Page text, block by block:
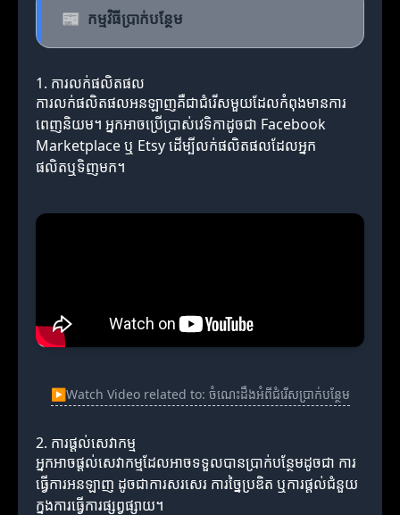
📰 កម្មវិធីប្រាក់បន្ថែម
1. ការលក់ផលិតផល
ការលក់ផលិតផលអនឡាញគឺជាជំរើសមួយដែលកំពុងមានការ
ពេញនិយម។ អ្នកអាចប្រើប្រាស់វេទិកាដូចជា Facebook
Marketplace ឬ Etsy ដើម្បីលក់ផលិតផលដែលអ្នក
ផលិតឬទិញមក។
▶Watch Video related to: ចំណេះដឹងអំពីជំរើសប្រាក់បន្ថែម
2. ការផ្តល់សេវាកម្ម
អ្នកអាចផ្តល់សេវាកម្មដែលអាចទទួលបានប្រាក់បន្ថែមដូចជា ការ
ធ្វើការអនឡាញ ដូចជាការសរសេរ ការច្នៃប្រឌិត ឬការផ្តល់ជំនួយ
ក្នុងការធ្វើការផ្សព្វផ្សាយ។